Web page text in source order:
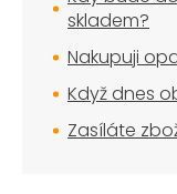
skladem?
Nakupuji
Když dnes
Zasíláte